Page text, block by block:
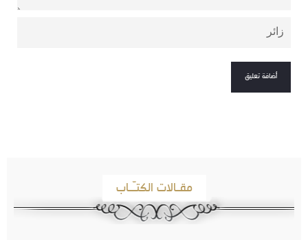
مقـالات الكتـّـاب